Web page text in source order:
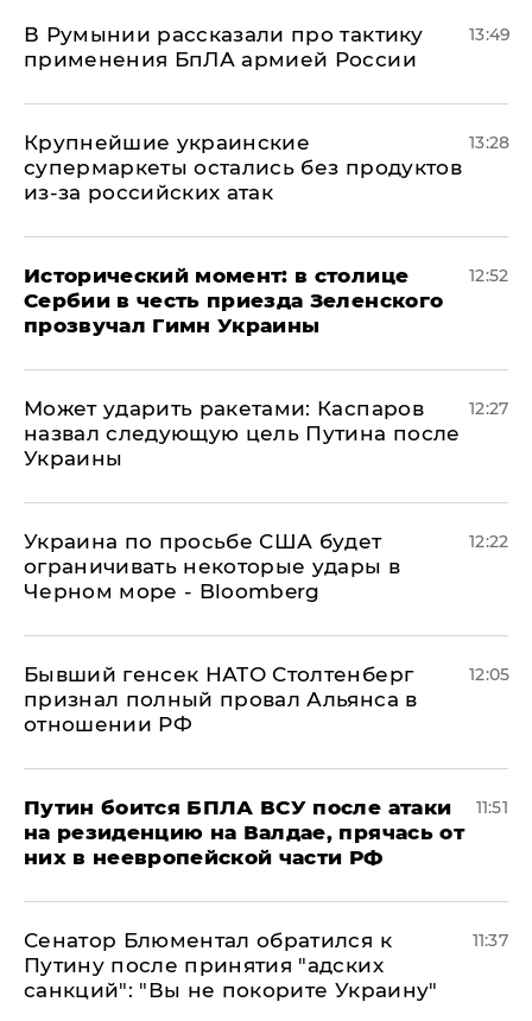
В Румынии рассказали про тактику
применения БпЛА армией России
13:49
Крупнейшие украинские
супермаркеты остались без продуктов
из-за российских атак
13:28
Исторический момент: в столице
Сербии в честь приезда Зеленского
прозвучал Гимн Украины
12:52
Может ударить ракетами: Каспаров
назвал следующую цель Путина после
Украины
12:27
Украина по просьбе США будет
ограничивать некоторые удары в
Черном море - Bloomberg
12:22
Бывший генсек НАТО Столтенберг
признал полный провал Альянса в
отношении РФ
12:05
Путин боится БПЛА ВСУ после атаки
на резиденцию на Валдае, прячась от
них в неевропейской части РФ
11:51
Сенатор Блюментал обратился к
Путину после принятия "адских
санкций": "Вы не покорите Украину"
11:37